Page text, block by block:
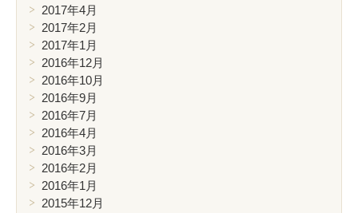
2017年4月
2017年2月
2017年1月
2016年12月
2016年10月
2016年9月
2016年7月
2016年4月
2016年3月
2016年2月
2016年1月
2015年12月